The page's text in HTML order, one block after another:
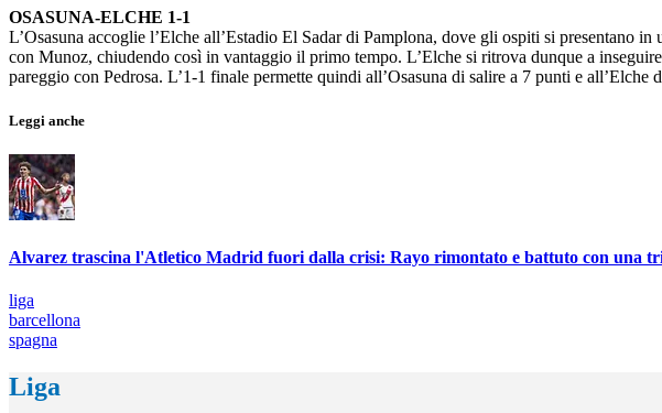
OSASUNA-ELCHE 1-1
L’Osasuna accoglie l’Elche all’Estadio El Sadar di Pamplona, dove gli ospiti si presentano
con Munoz, chiudendo così in vantaggio il primo tempo. L’Elche si ritrova dunque a
pareggio con Pedrosa. L’1-1 finale permette quindi all’Osasuna di salire a 7 punti e all’Elche
Leggi anche
Alvarez trascina l'Atletico Madrid fuori dalla crisi: Rayo rimontato e battuto con una
liga
barcellona
spagna
Liga